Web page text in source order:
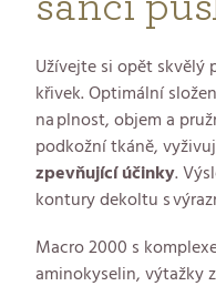
Užívejte si opět skvělý
křivek. Optimální
na plnost, objem a
podkožní tkáně,
zpevňující účinky.
kontury dekoltu s
Macro 2000 s
aminokyselin, výtažky